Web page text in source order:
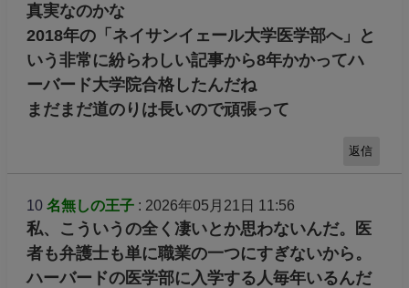
真実なのかな
2018年の「ネイサンイェール大学医学部へ」と
いう非常に紛らわしい記事から8年かかってハ
ーバード大学院合格したんだね
まだまだ道のりは長いので頑張って
返信
10 名無しの王子: 2026年05月21日 11:56
私、こういうの全く凄いとか思わないんだ。医
者も弁護士も単に職業の一つにすぎないから。
ハーバードの医学部に入学する人毎年いるんだ